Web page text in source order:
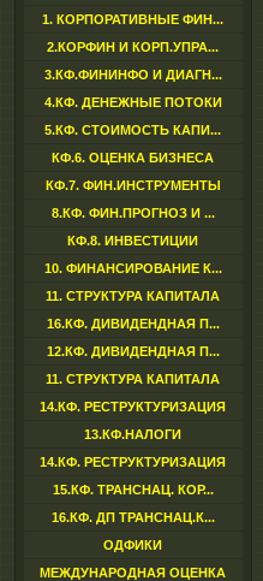
1. КОРПОРАТИВНЫЕ ФИН...
2.КОРФИН И КОРП.УПРА...
3.КФ.ФИНИНФО И ДИАГН...
4.КФ. ДЕНЕЖНЫЕ ПОТОКИ
5.КФ. СТОИМОСТЬ КАПИ...
КФ.6. ОЦЕНКА БИЗНЕСА
КФ.7. ФИН.ИНСТРУМЕНТЫ
8.КФ. ФИН.ПРОГНОЗ И ...
КФ.8. ИНВЕСТИЦИИ
10. ФИНАНСИРОВАНИЕ К...
11. СТРУКТУРА КАПИТАЛА
16.КФ. ДИВИДЕНДНАЯ П...
12.КФ. ДИВИДЕНДНАЯ П...
11. СТРУКТУРА КАПИТАЛА
14.КФ. РЕСТРУКТУРИЗАЦИЯ
13.КФ.НАЛОГИ
14.КФ. РЕСТРУКТУРИЗАЦИЯ
15.КФ. ТРАНСНАЦ. КОР...
16.КФ. ДП ТРАНСНАЦ.К...
ОДФИКИ
МЕЖДУНАРОДНАЯ ОЦЕНКА